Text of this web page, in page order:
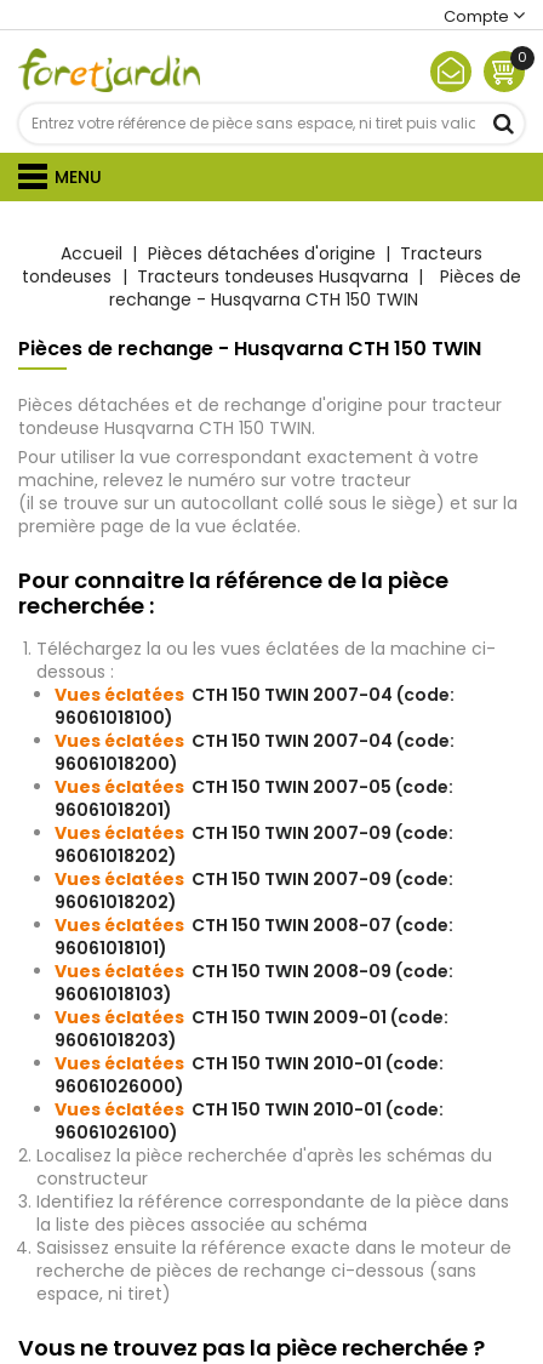
Compte
0
MENU
Accueil Pièces détachées d'origine
Tracteurs
tondeuses
Tracteurs tondeuses Husqvarna
Pièces de
rechange - Husqvarna CTH 150 TWIN
Pièces de rechange - Husqvarna CTH 150 TWIN
Pièces détachées et de rechange d'origine pour tracteur
tondeuse Husqvarna CTH 150 TWIN.
Pour utiliser la vue correspondant exactement à votre
machine, relevez le numéro sur votre tracteur
(il se trouve sur un autocollant collé sous le siège) et sur la
première page de la vue éclatée.
Pour connaitre la référence de la pièce
recherchée :
Téléchargez la ou les vues éclatées de la machine ci-
dessous :
Vues éclatées CTH 150 TWIN 2007-04 (code:
96061018100)
Vues éclatées CTH 150 TWIN 2007-04 (code:
96061018200)
Vues éclatées CTH 150 TWIN 2007-05 (code:
96061018201)
Vues éclatées CTH 150 TWIN 2007-09 (code:
96061018202)
Vues éclatées CTH 150 TWIN 2007-09 (code:
96061018202)
Vues éclatées CTH 150 TWIN 2008-07 (code:
96061018101)
Vues éclatées CTH 150 TWIN 2008-09 (code:
96061018103)
Vues éclatées CTH 150 TWIN 2009-01 (code:
96061018203)
Vues éclatées CTH 150 TWIN 2010-01 (code:
96061026000)
Vues éclatées CTH 150 TWIN 2010-01 (code:
96061026100)
Localisez la pièce recherchée d'après les schémas du
constructeur
Identifiez la référence correspondante de la pièce dans
la liste des pièces associée au schéma
Saisissez ensuite la référence exacte dans le moteur de
recherche de pièces de rechange ci-dessous (sans
espace, ni tiret)
Vous ne trouvez pas la pièce recherchée ?